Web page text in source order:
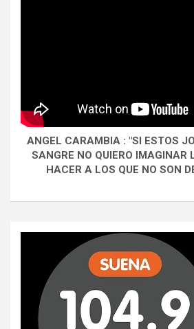
ANGEL CARAMBIA : "SI ESTOS
SANGRE NO QUIERO IMAGINAR
HACER A LOS QUE NO SON